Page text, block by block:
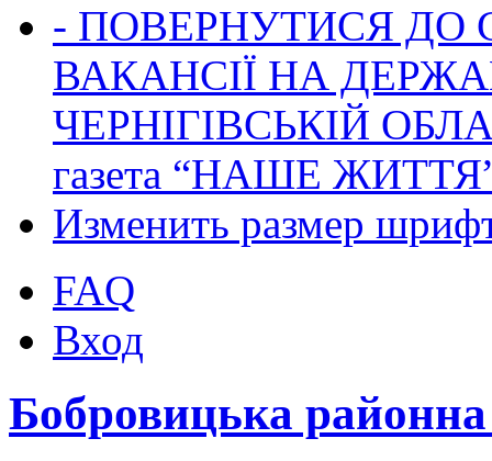
- ПОВЕРНУТИСЯ ДО
ВАКАНСІЇ НА
ЧЕРНІГІВСЬКІЙ
газета “НАШЕ
Изменить размер
FAQ
Вход
Бобровицька